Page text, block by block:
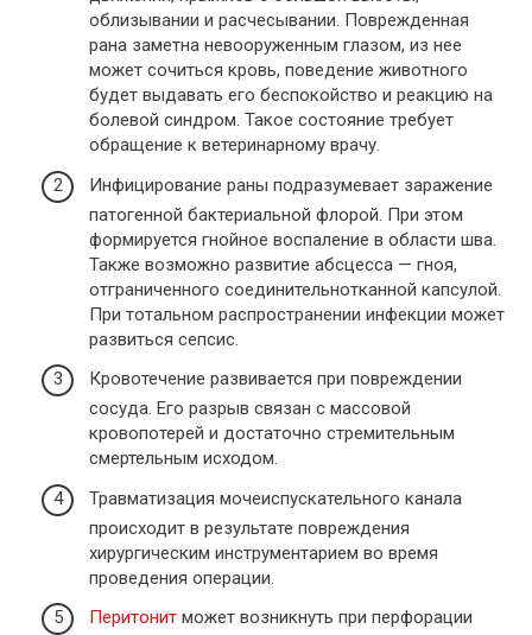
облизывании и расчесывании. Поврежденная
рана заметна невооруженным глазом, из нее
может сочиться кровь, поведение животного
будет выдавать его беспокойство и реакцию на
болевой синдром. Такое состояние требует
обращение к ветеринарному врачу.
Инфицирование раны подразумевает заражение
патогенной бактериальной флорой. При этом
формируется гнойное воспаление в области шва.
Также возможно развитие абсцесса — гноя,
отграниченного соединительнотканной капсулой.
При тотальном распространении инфекции может
развиться сепсис.
Кровотечение развивается при повреждении
сосуда. Его разрыв связан с массовой
кровопотерей и достаточно стремительным
смертельным исходом.
Травматизация мочеиспускательного канала
происходит в результате повреждения
хирургическим инструментарием во время
проведения операции.
Перитонит может возникнуть при перфорации